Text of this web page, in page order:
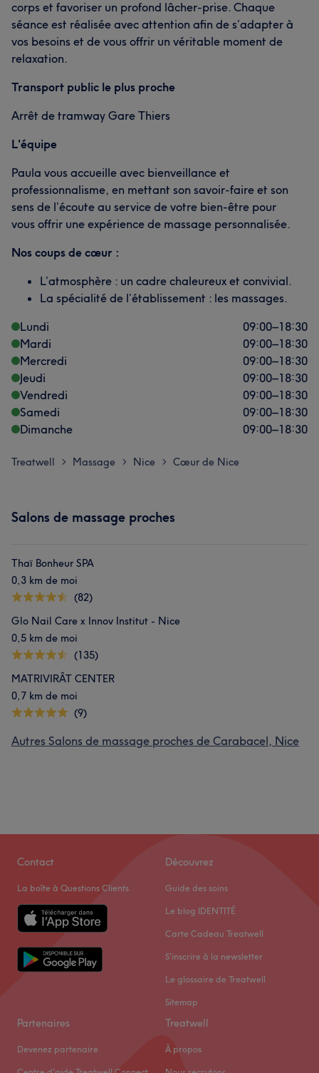
corps et favoriser un profond lâcher-prise. Chaque
séance est réalisée avec attention afin de s’adapter à
vos besoins et de vous offrir un véritable moment de
relaxation.
Transport public le plus proche
Arrêt de tramway Gare Thiers
L'équipe
Paula vous accueille avec bienveillance et
professionnalisme, en mettant son savoir-faire et son
sens de l’écoute au service de votre bien-être pour
vous offrir une expérience de massage personnalisée.
Nos coups de cœur :
L’atmosphère : un cadre chaleureux et convivial.
La spécialité de l’établissement : les massages.
Lundi
09:00–18:30
Mardi
09:00–18:30
Mercredi
09:00–18:30
Jeudi
09:00–18:30
Vendredi
09:00–18:30
Samedi
09:00–18:30
Dimanche
09:00–18:30
Treatwell > Massage > Nice > Cœur de Nice
Salons de massage proches
Thaï Bonheur SPA
0,3 km de moi
(82)
Glo Nail Care x Innov Institut - Nice
0,5 km de moi
(135)
MATRIVIRÂT CENTER
0,7 km de moi
(9)
Autres Salons de massage proches de Carabacel, Nice
Contact
La boîte à Questions Clients
Découvrez
Guide des soins
Le blog IDENTITÉ
Carte Cadeau Treatwell
S'inscrire à la newsletter
Le glossaire de Treatwell
Sitemap
Partenaires
Devenez partenaire
Treatwell
À propos